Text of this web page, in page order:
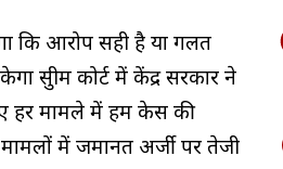
कि आरोप सही है या गलत
सुप्रीम कोर्ट में केंद्र सरकार ने
हर मामले में हम केस की
में जमानत अर्जी पर तेजी